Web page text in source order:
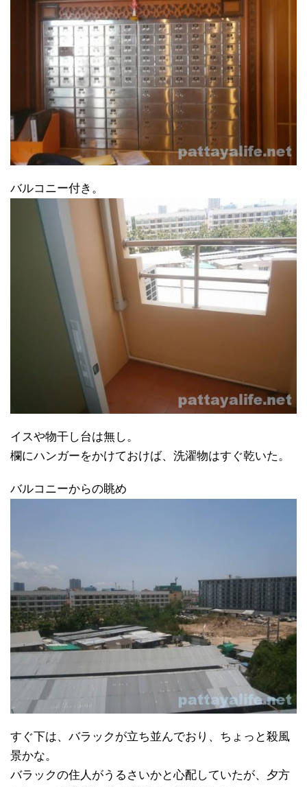
バルコニー付き。
イスや物干し台は無し。
欄にハンガーをかけておけば、洗濯物はすぐ乾いた。
バルコニーからの眺め
すぐ下は、バラックが立ち並んでおり、ちょっと殺風
景かな。
バラックの住人がうるさいかと心配していたが、夕方